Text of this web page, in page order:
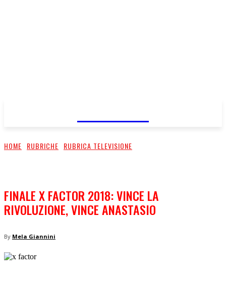
HOME RUBRICHE RUBRICA TELEVISIONE
FINALE X FACTOR 2018: VINCE LA
RIVOLUZIONE, VINCE ANASTASIO
By Mela Giannini